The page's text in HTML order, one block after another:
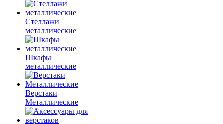
Стеллажи
металлические
Шкафы
металлические
Верстаки
Металлические